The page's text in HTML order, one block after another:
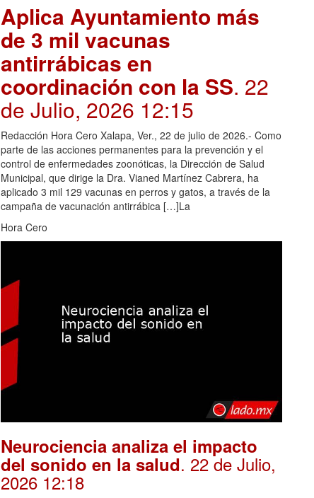
Aplica Ayuntamiento más
de 3 mil vacunas
antirrábicas en
coordinación con la SS. 22
de Julio, 2026 12:15
Redacción Hora Cero Xalapa, Ver., 22 de julio de 2026.- Como
parte de las acciones permanentes para la prevención y el
control de enfermedades zoonóticas, la Dirección de Salud
Municipal, que dirige la Dra. Vianed Martínez Cabrera, ha
aplicado 3 mil 129 vacunas en perros y gatos, a través de la
campaña de vacunación antirrábica […]La
Hora Cero
Neurociencia analiza el impacto
del sonido en la salud. 22 de Julio,
2026 12:18